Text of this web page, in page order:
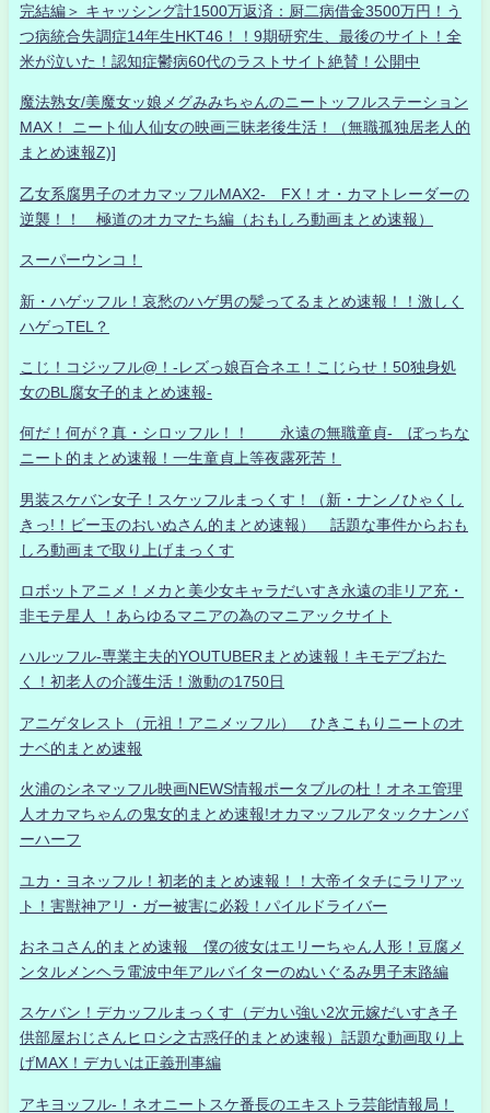
完結編＞ キャッシング計1500万返済：厨二病借金3500万円！う
つ病統合失調症14年生HKT46！！9期研究生、最後のサイト！全
米が泣いた！認知症鬱病60代のラストサイト絶賛！公開中
魔法熟女/美魔女ッ娘メグみみちゃんのニートッフルステーション
MAX！ ニート仙人仙女の映画三昧老後生活！（無職孤独居老人的
まとめ速報Z)]
乙女系腐男子のオカマッフルMAX2- FX！オ・カマトレーダーの
逆襲！！ 極道のオカマたち編（おもしろ動画まとめ速報）
スーパーウンコ！
新・ハゲッフル！哀愁のハゲ男の髪ってるまとめ速報！！激しく
ハゲっTEL？
こじ！コジッフル@！-レズっ娘百合ネエ！こじらせ！50独身処
女のBL腐女子的まとめ速報-
何だ！何が？真・シロッフル！！ 永遠の無職童貞- ぼっちな
ニート的まとめ速報！一生童貞上等夜露死苦！
男装スケバン女子！スケッフルまっくす！（新・ナンノひゃくし
きっ!！ビー玉のおいぬさん的まとめ速報） 話題な事件からおも
しろ動画まで取り上げまっくす
ロボットアニメ！メカと美少女キャラだいすき永遠の非リア充・
非モテ星人 ！あらゆるマニアの為のマニアックサイト
ハルッフル-専業主夫的YOUTUBERまとめ速報！キモデブおた
く！初老人の介護生活！激動の1750日
アニゲタレスト（元祖！アニメッフル） ひきこもりニートのオ
ナベ的まとめ速報
火浦のシネマッフル映画NEWS情報ポータブルの杜！オネエ管理
人オカマちゃんの鬼女的まとめ速報!オカマッフルアタックナンバ
ーハーフ
ユカ・ヨネッフル！初老的まとめ速報！！大帝イタチにラリアッ
ト！害獣神アリ・ガー被害に必殺！パイルドライバー
おネコさん的まとめ速報 僕の彼女はエリーちゃん人形！豆腐メ
ンタルメンヘラ電波中年アルバイターのぬいぐるみ男子末路編
スケバン！デカッフルまっくす（デカい強い2次元嫁だいすき子
供部屋おじさんヒロシ之古惑仔的まとめ速報）話題な動画取り上
げMAX！デカいは正義刑事編
アキヨッフル-！ネオニートスケ番長のエキストラ芸能情報局！